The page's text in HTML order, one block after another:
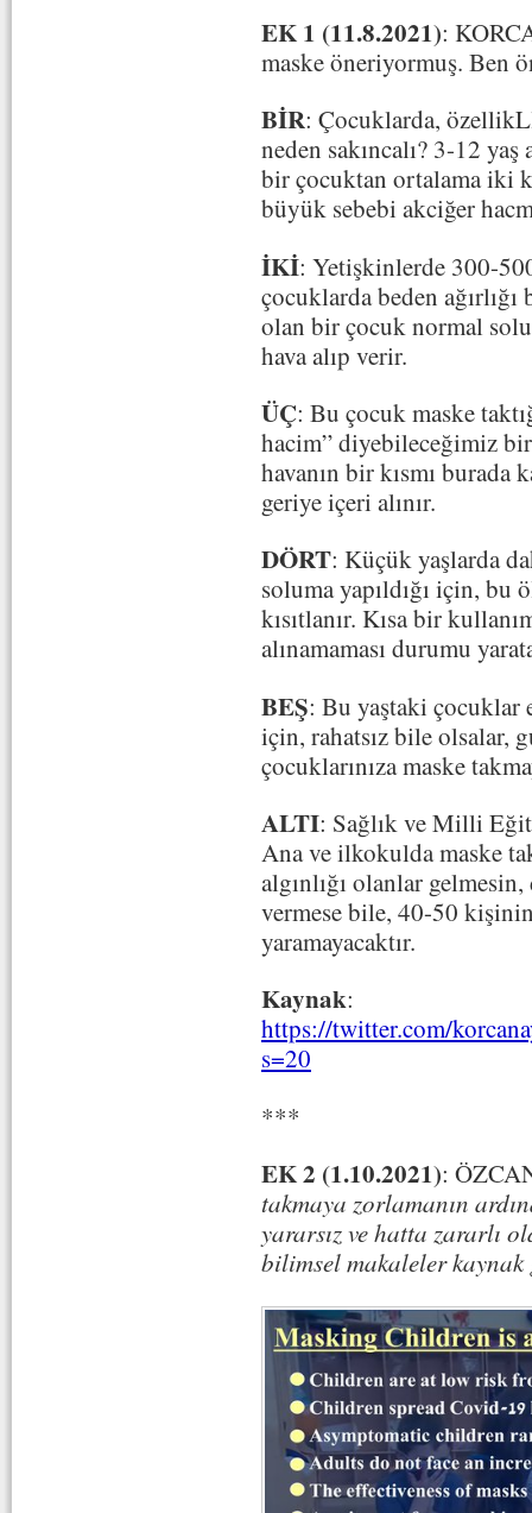
EK 1 (11.8.2021):
maske öneriyormuş. Ben
BİR: Çocuklarda,
neden sakıncalı? 3-12
bir çocuktan ortalama iki
büyük sebebi akciğer
İKİ: Yetişkinlerde 300-
çocuklarda beden
olan bir çocuk normal
hava alıp verir.
ÜÇ: Bu çocuk maske
hacim” diyebileceğimiz
havanın bir kısmı burada
geriye içeri alınır.
DÖRT: Küçük yaşlarda
soluma yapıldığı için, bu
kısıtlanır. Kısa bir
alınamaması durumu
BEŞ: Bu yaştaki
için, rahatsız bile olsalar,
çocuklarınıza maske
ALTI: Sağlık ve Milli
Ana ve ilkokulda maske
algınlığı olanlar
vermese bile, 40-50
yaramayacaktır.
Kaynak:
https://twitter.com/
s=20
***
EK 2 (1.10.2021):
takmaya zorlamanın
yararsız ve hatta zararlı
bilimsel makaleler